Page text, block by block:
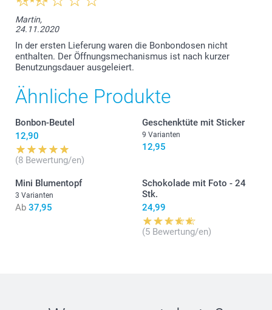
Martin,
24.11.2020
In der ersten Lieferung waren die Bonbondosen nicht
enthalten. Der Öffnungsmechanismus ist nach kurzer
Benutzungsdauer ausgeleiert.
Ähnliche Produkte
Bonbon-Beutel
12,90
(8 Bewertung/en)
Geschenktüte mit Sticker
9 Varianten
12,95
Mini Blumentopf
3 Varianten
Ab 37,95
Schokolade mit Foto - 24
Stk.
24,99
(5 Bewertung/en)